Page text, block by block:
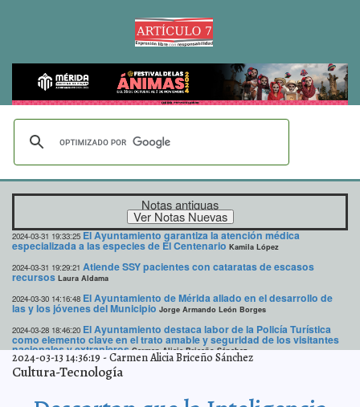
Notas antiguas
2024-03-31 19:33:25 El Ayuntamiento garantiza la atención médica
especializada a las especies de El Centenario Kamila López
2024-03-31 19:29:21 Atiende SSY pacientes con cataratas de escasos
recursos Laura Aldama
2024-03-30 14:16:48 El Ayuntamiento de Mérida aliado en el desarrollo de
las y los jóvenes del Municipio Jorge Armando León Borges
2024-03-28 18:46:20 El Ayuntamiento destaca labor de la Policía Turística
como elemento clave en el trato amable y seguridad de los visitantes
nacionales y extranjeros Carmen Alicia Briceño Sánchez
2024-03-28 18:37:07 Aseguran 100 kilos de mero en Progreso, producto de
la pesca ilegal Laura Aldama
2024-03-28 18:32:05 Se instalarán 2 mil 969 casillas en Yucatán
Javier W. López
2024-03-13 14:36:19 -Carmen Alicia Briceño Sánchez
Cultura-Tecnología